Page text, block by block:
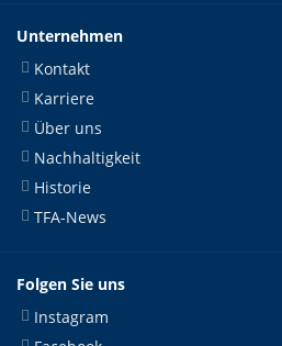
Unternehmen
Kontakt
Karriere
Über uns
Nachhaltigkeit
Historie
TFA-News
Folgen Sie uns
Instagram